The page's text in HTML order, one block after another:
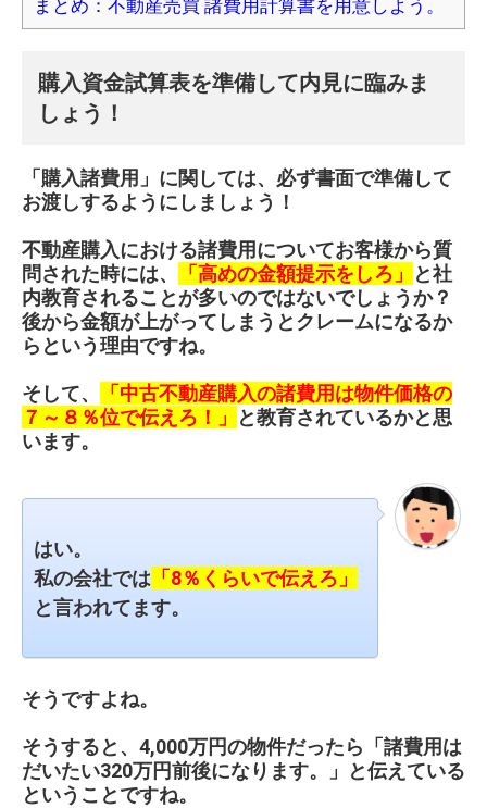
まとめ：不動産売買 諸費用計算書を用意しよう。
購入資金試算表を準備して内見に臨みま
しょう！
「購入諸費用」に関しては、必ず書面で準備して
お渡しするようにしましょう！
不動産購入における諸費用についてお客様から質
問された時には、
「高めの金額提示をしろ」
と社
内教育されることが多いのではないでしょうか？
後から金額が上がってしまうとクレームになるか
らという理由ですね。
そして、
「中古不動産購入の諸費用は物件価格の
７～８％位で伝えろ！」
と教育されているかと思
います。
はい。
私の会社では 「8％くらいで伝えろ」
と言われてます。
そうですよね。
そうすると、4,000万円の物件だったら「諸費用は
だいたい320万円前後になります。」と伝えている
ということですね。